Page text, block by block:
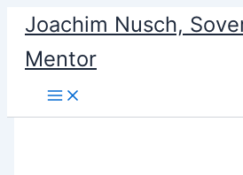
content
Joachim Nusch,
Mentor